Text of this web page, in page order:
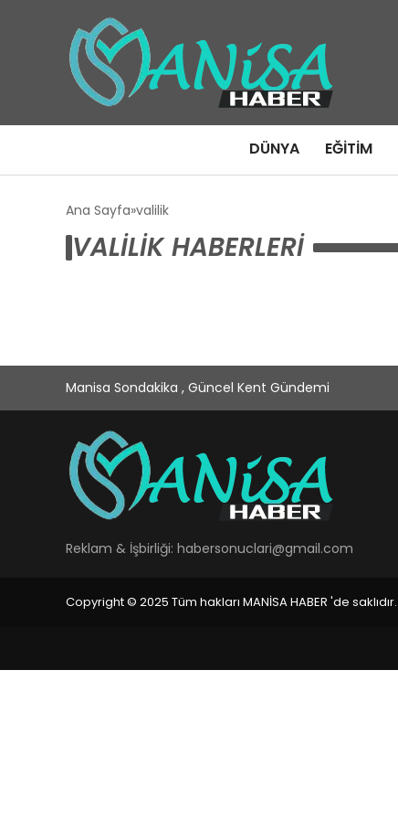
DÜNYA EĞITIM
Ana Sayfa valilik
VALILIK HABERLERI
Manisa Sondakika , Güncel Kent Gündemi
Reklam & İşbirliği: habersonuclari@gmail.com
Copyright © 2025 Tüm hakları MANİSA HABER 'de saklıdır.